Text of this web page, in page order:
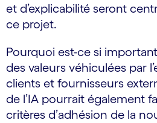
et d’explicabilité seront
ce projet.
Pourquoi est-ce si
des valeurs véhiculées par
clients et fournisseurs
de l’IA pourrait également
critères d’adhésion de la